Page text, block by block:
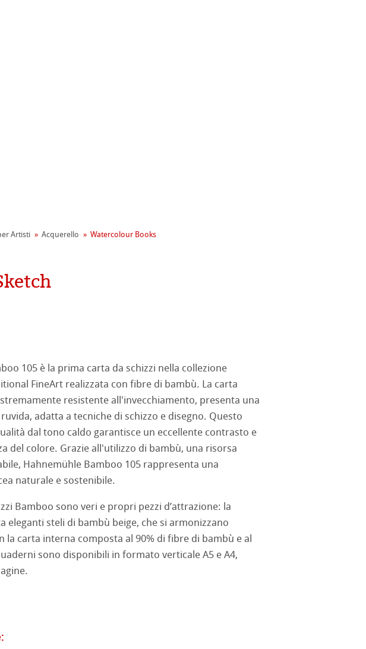
Green Rooster
profiliAlbums
Inkjet
Rag
Classici
Questions
Pastel
fatta a mano
ad Olio/Acrilico
Artisti Acquerello Watercolour Books
105 è la prima carta da schizzi nella collezione
FineArt realizzata con fibre di bambù. La carta
resistente all'invecchiamento, presenta una
adatta a tecniche di schizzo e disegno. Questo
dal tono caldo garantisce un eccellente contrasto e
del colore. Grazie all'utilizzo di bambù, una risorsa
Hahnemühle Bamboo 105 rappresenta una
naturale e sostenibile.
Bamboo sono veri e propri pezzi d’attrazione: la
eleganti steli di bambù beige, che si armonizzano
la carta interna composta al 90% di fibre di bambù e al
sono disponibili in formato verticale A5 e A4,